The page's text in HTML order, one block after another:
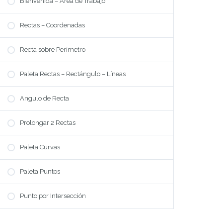
Rectas – Coordenadas
Recta sobre Perímetro
Paleta Rectas – Rectángulo – Líneas
Angulo de Recta
Prolongar 2 Rectas
Paleta Curvas
Paleta Puntos
Punto por Intersección